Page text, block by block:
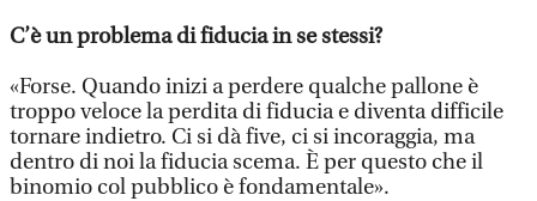
C’è un problema di fiducia in se stessi?
«Forse. Quando inizi a perdere qualche pallone è
troppo veloce la perdita di fiducia e diventa difficile
tornare indietro. Ci si dà five, ci si incoraggia, ma
dentro di noi la fiducia scema. È per questo che il
binomio col pubblico è fondamentale».